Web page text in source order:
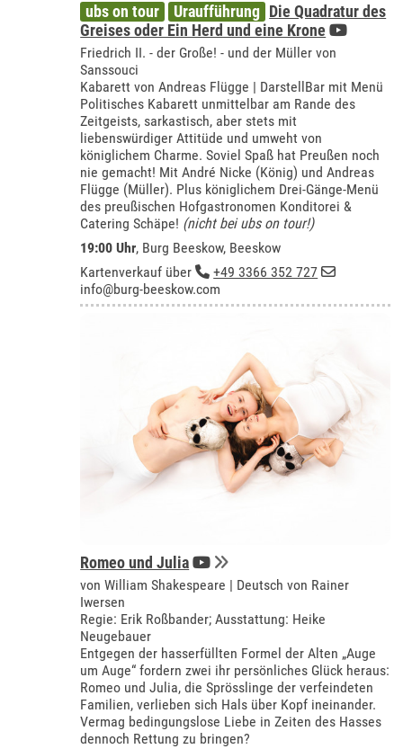
ubs on tour Uraufführung Die Quadratur des
Greises oder Ein Herd und eine Krone
Friedrich II. - der Große! - und der Müller von
Sanssouci
Kabarett von Andreas Flügge | DarstellBar mit Menü
Politisches Kabarett unmittelbar am Rande des
Zeitgeists, sarkastisch, aber stets mit
liebenswürdiger Attitüde und umweht von
königlichem Charme. Soviel Spaß hat Preußen noch
nie gemacht! Mit André Nicke (König) und Andreas
Flügge (Müller). Plus königlichem Drei-Gänge-Menü
des preußischen Hofgastronomen Konditorei &
Catering Schäpe! (nicht bei ubs on tour!)
19:00 Uhr, Burg Beeskow, Beeskow
Kartenverkauf über
+49 3366 352 727
info@burg-beeskow.com
Romeo und Julia
von William Shakespeare | Deutsch von Rainer
Iwersen
Regie: Erik Roßbander; Ausstattung: Heike
Neugebauer
Entgegen der hasserfüllten Formel der Alten „Auge
um Auge“ fordern zwei ihr persönliches Glück heraus:
Romeo und Julia, die Sprösslinge der verfeindeten
Familien, verlieben sich Hals über Kopf ineinander.
Vermag bedingungslose Liebe in Zeiten des Hasses
dennoch Rettung zu bringen?